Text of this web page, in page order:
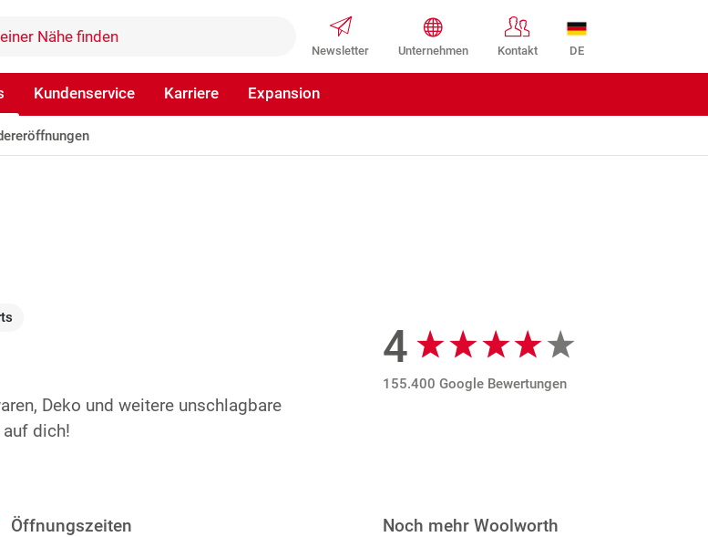
DE
Newsletter Unternehmen Kontakt
Kundenservice Karriere Expansion
Deko und weitere unschlagbare
dich!
Google Bewertungen
4
155.400 Google Bewertungen
Öffnungszeiten
Noch mehr Woolworth